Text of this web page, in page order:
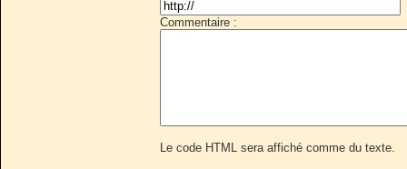
Commentaire :
Le code HTML sera affiché comme du texte.